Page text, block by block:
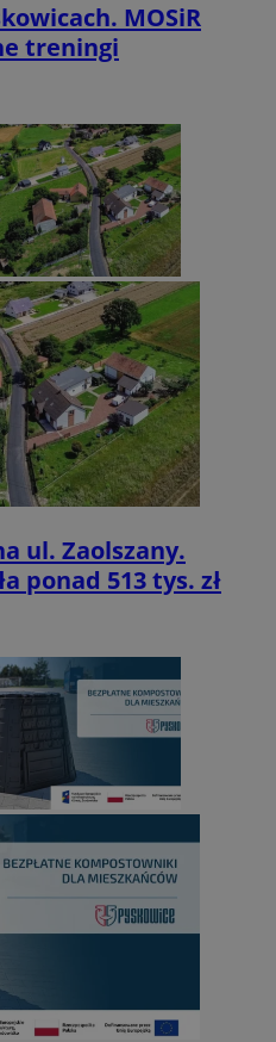
MOSiR
treningi
ul. Zaolszany.
ponad 513 tys. zł